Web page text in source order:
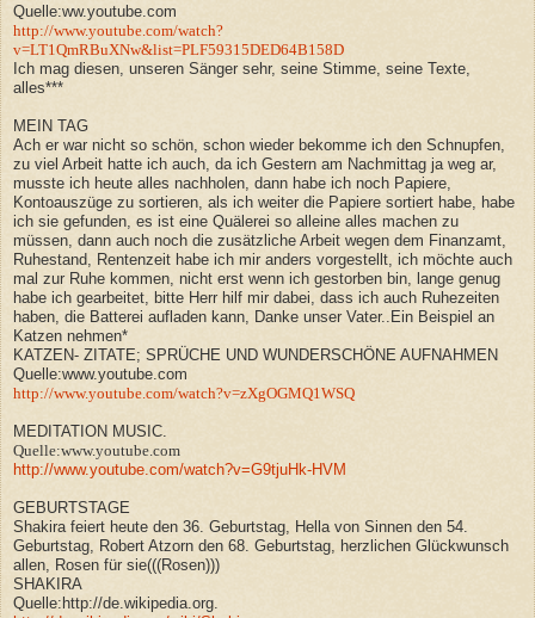
Quelle:ww.youtube.com
http://www.youtube.com/watch?
v=LT1QmRBuXNw&list=PLF59315DED64B158D
Ich mag diesen, unseren Sänger sehr, seine Stimme, seine Texte,
alles***
MEIN TAG
Ach er war nicht so schön, schon wieder bekomme ich den Schnupfen,
zu viel Arbeit hatte ich auch, da ich Gestern am Nachmittag ja weg ar,
musste ich heute alles nachholen, dann habe ich noch Papiere,
Kontoauszüge zu sortieren, als ich weiter die Papiere sortiert habe, habe
ich sie gefunden, es ist eine Quälerei so alleine alles machen zu
müssen, dann auch noch die zusätzliche Arbeit wegen dem Finanzamt,
Ruhestand, Rentenzeit habe ich mir anders vorgestellt, ich möchte auch
mal zur Ruhe kommen, nicht erst wenn ich gestorben bin, lange genug
habe ich gearbeitet, bitte Herr hilf mir dabei, dass ich auch Ruhezeiten
haben, die Batterei aufladen kann, Danke unser Vater..Ein Beispiel an
Katzen nehmen*
KATZEN- ZITATE; SPRÜCHE UND WUNDERSCHÖNE AUFNAHMEN
Quelle:www.youtube.com
http://www.youtube.com/watch?v=zXgOGMQ1WSQ
MEDITATION MUSIC.
Quelle:www.youtube.com
http://www.youtube.com/watch?v=G9tjuHk-HVM
GEBURTSTAGE
Shakira feiert heute den 36. Geburtstag, Hella von Sinnen den 54.
Geburtstag, Robert Atzorn den 68. Geburtstag, herzlichen Glückwunsch
allen, Rosen für sie(((Rosen)))
SHAKIRA
Quelle:http://de.wikipedia.org.